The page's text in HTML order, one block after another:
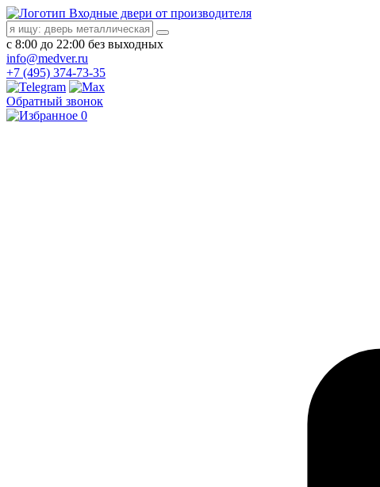
Входные двери от производителя
с 8:00 до 22:00 без выходных
info@medver.ru
+7 (495) 374-73-35
Обратный звонок
0